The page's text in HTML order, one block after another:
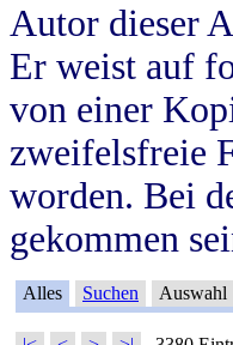
Autor dieser
Er weist auf
von einer
zweifelsfreie
worden. Bei
gekommen
Alles Suchen Auswahl